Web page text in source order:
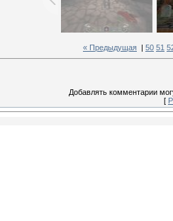
« Предыдущая 50 51
Добавлять комментарии
[